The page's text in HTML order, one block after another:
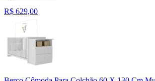
R$ 629,00